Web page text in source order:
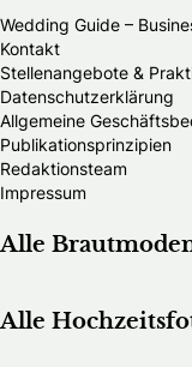
Wedding Guide –
Kontakt
Stellenangebote &
Datenschutzerklärung
Allgemeine
Publikationsprinzipien
Redaktionsteam
Impressum
Alle
Alle